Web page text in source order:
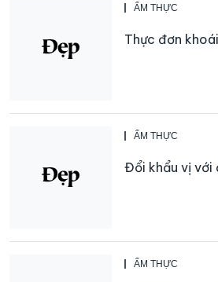
ẨM THỰC
Thực đơn
ẨM THỰC
Đổi khẩu vị với
ẨM THỰC